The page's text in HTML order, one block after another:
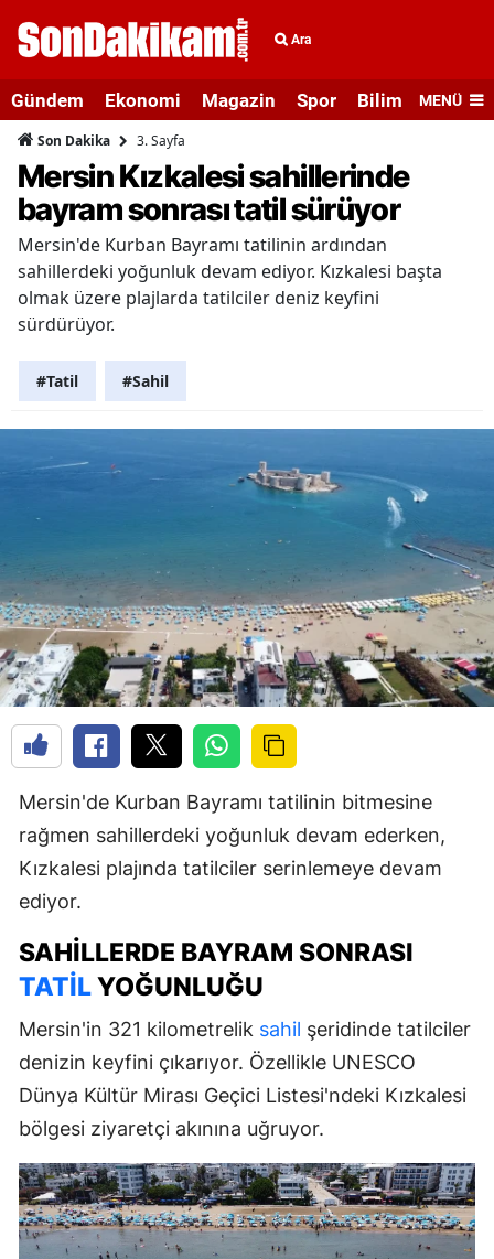
Ara
Gündem Ekonomi Magazin Spor Bilim veMENÜ
Son Dakika 3. Sayfa
Mersin Kızkalesi sahillerinde
bayram sonrası tatil sürüyor
Mersin'de Kurban Bayramı tatilinin ardından
sahillerdeki yoğunluk devam ediyor. Kızkalesi başta
olmak üzere plajlarda tatilciler deniz keyfini
sürdürüyor.
#Tatil #Sahil
Mersin'de Kurban Bayramı tatilinin bitmesine
rağmen sahillerdeki yoğunluk devam ederken,
Kızkalesi plajında tatilciler serinlemeye devam
ediyor.
SAHILLERDE BAYRAM SONRASI
TATILYOĞUNLUĞU
Mersin'in 321 kilometrelik sahil şeridinde tatilciler
denizin keyfini çıkarıyor. Özellikle UNESCO
Dünya Kültür Mirası Geçici Listesi'ndeki Kızkalesi
bölgesi ziyaretçi akınına uğruyor.